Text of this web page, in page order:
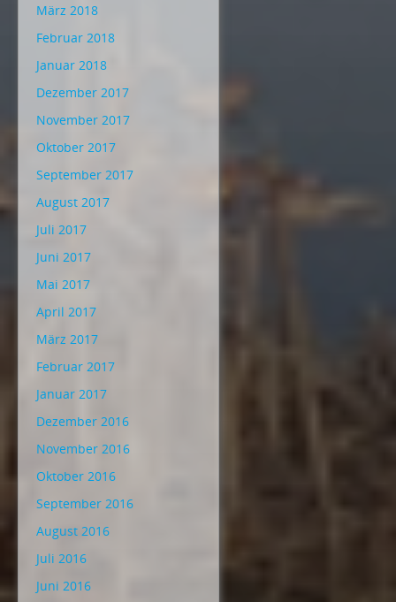
März 2018
Februar 2018
Januar 2018
Dezember 2017
November 2017
Oktober 2017
September 2017
August 2017
Juli 2017
Juni 2017
Mai 2017
April 2017
März 2017
Februar 2017
Januar 2017
Dezember 2016
November 2016
Oktober 2016
September 2016
August 2016
Juli 2016
Juni 2016